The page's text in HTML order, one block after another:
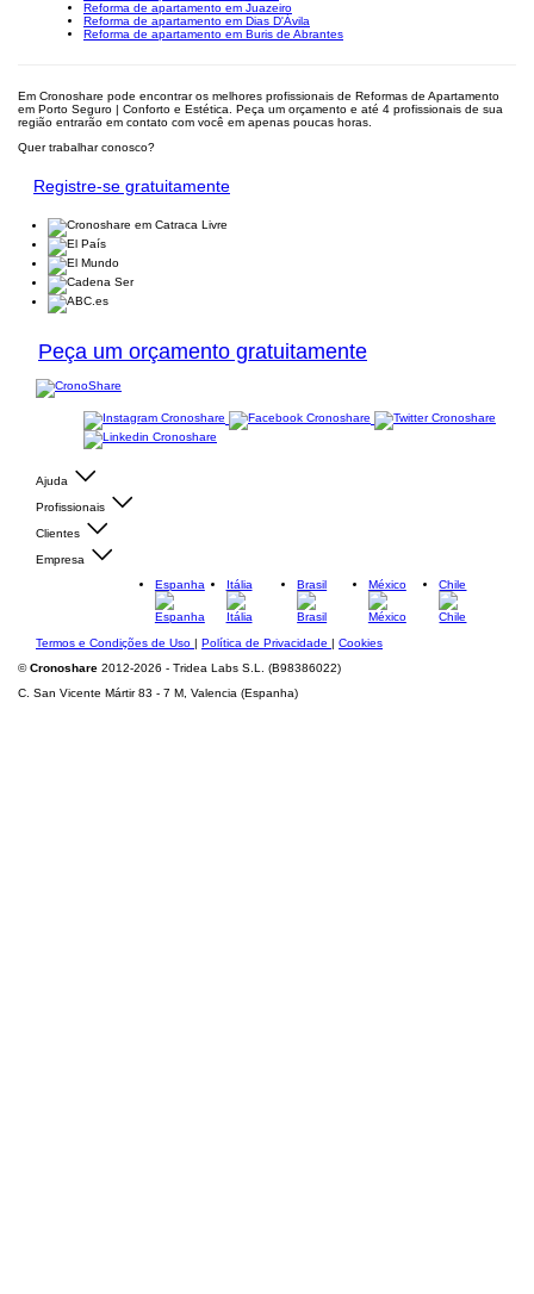
Reforma de apartamento em Juazeiro
Reforma de apartamento em Dias D'Ávila
Reforma de apartamento em Buris de Abrantes
Em Cronoshare pode encontrar os melhores profissionais de Reformas de Apartamento
em Porto Seguro | Conforto e Estética. Peça um orçamento e até 4 profissionais de sua
região entrarão em contato com você em apenas poucas horas.
Quer trabalhar conosco?
Registre-se gratuitamente
Peça um orçamento gratuitamente
Ajuda
Profissionais
Clientes
Empresa
Espanha
Itália Brasil México Chile
Termos e Condições de Uso | Política de Privacidade | Cookies
©Cronoshare 2012-2026 - Tridea Labs S.L. (B98386022)
C. San Vicente Mártir 83 - 7 M, Valencia (Espanha)